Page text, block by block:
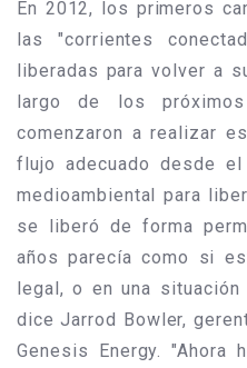
En 2012, los primeros
las "corrientes
liberadas para volver a
largo de los
comenzaron a realizar
flujo adecuado desde
medioambiental para
se liberó de forma
años parecía como si
legal, o en una
dice Jarrod Bowler,
Genesis Energy.